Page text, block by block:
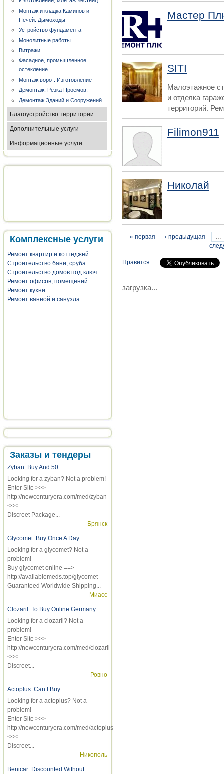
Монтаж и кладка Каминов и
Печей. Дымоходы
Устройство фундамента
Монолитные работы
Витражи
Фасадное, промышленное
остекление
Монтаж ворот. Изготовление
Демонтаж, Резка Проёмов.
Демонтаж Зданий и Сооружений
Благоустройство территории
Дополнительные услуги
Информационные услуги
Комплексные услуги
Ремонт квартир и коттеджей
Строительство бани, сруба
Строительство домов под ключ
Ремонт офисов, помещений
Ремонт кухни
Ремонт ванной и санузла
Заказы и тендеры
Zyban: Buy And 50
Looking for a zyban? Not a problem!
Enter Site >>>
http://newcenturyera.com/med/zyban
<<<
Discreet Package...
Брянск
Glycomet: Buy Once A Day
Looking for a glycomet? Not a
problem!
Buy glycomet online ==>
http://availablemeds.top/glycomet
Guaranteed Worldwide Shipping...
Миасс
Clozaril: To Buy Online Germany
Looking for a clozaril? Not a
problem!
Enter Site >>>
http://newcenturyera.com/med/clozaril
<<<
Discreet...
Ровно
Actoplus: Can I Buy
Looking for a actoplus? Not a
problem!
Enter Site >>>
http://newcenturyera.com/med/actoplus
<<<
Discreet...
Никополь
Benicar: Discounted Without
Мастер
SITI
Малоэтажное
и отделка
территорий.
Filimon911
Николай
Страницы
« первая ‹ предыдущая
…
Нравится
загрузка...